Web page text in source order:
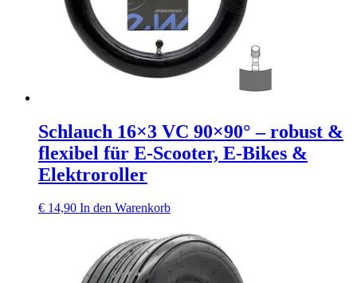
Schlauch 16×3 VC 90×90° – robust &
flexibel für E‑Scooter, E‑Bikes &
Elektroroller
€ 14,90 In den Warenkorb